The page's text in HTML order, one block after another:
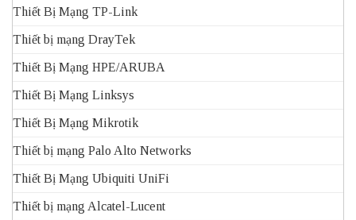
Thiết Bị Mạng TP-Link
Thiết bị mạng DrayTek
Thiết Bị Mạng HPE/ARUBA
Thiết Bị Mạng Linksys
Thiết Bị Mạng Mikrotik
Thiết bị mạng Palo Alto Networks
Thiết Bị Mạng Ubiquiti UniFi
Thiết bị mạng Alcatel-Lucent